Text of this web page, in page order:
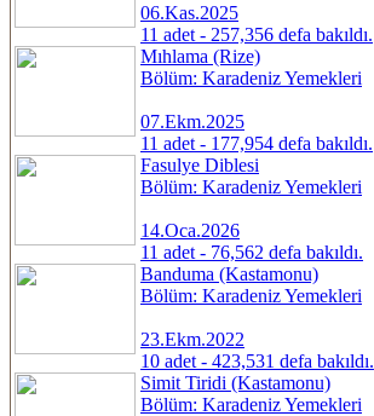
06.Kas.2025
11 adet - 257,356 defa bakıldı.
Mıhlama (Rize)
Bölüm: Karadeniz Yemekleri
07.Ekm.2025
11 adet - 177,954 defa bakıldı.
Fasulye Diblesi
Bölüm: Karadeniz Yemekleri
14.Oca.2026
11 adet - 76,562 defa bakıldı.
Banduma (Kastamonu)
Bölüm: Karadeniz Yemekleri
23.Ekm.2022
10 adet - 423,531 defa bakıldı.
Simit Tiridi (Kastamonu)
Bölüm: Karadeniz Yemekleri